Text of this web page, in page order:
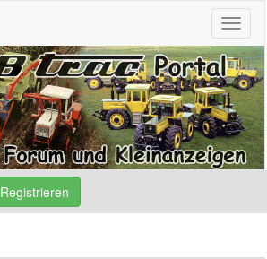
Registrieren